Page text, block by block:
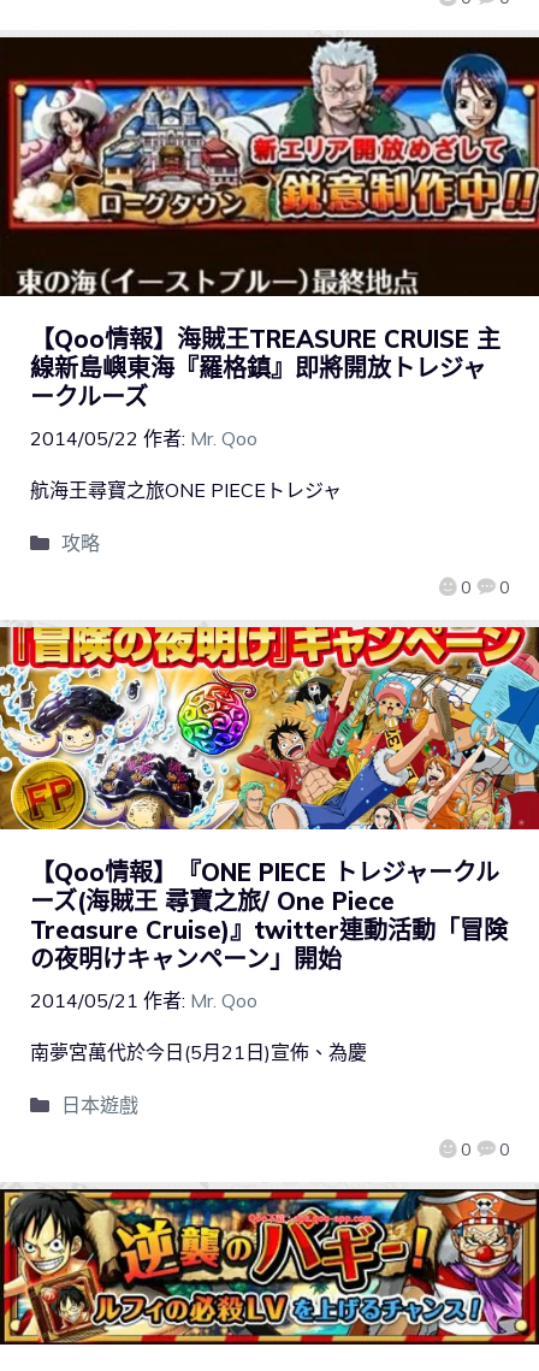
【Qoo情報】海賊王TREASURE CRUISE 主
線新島嶼東海『羅格鎮』即將開放トレジャ
ークルーズ
2014/05/22 作者: Mr. Qoo
0 0
航海王尋寶之旅ONE PIECEトレジャ
攻略
【Qoo情報】『ONE PIECE トレジャークル
ーズ(海賊王 尋寶之旅/ One Piece
Treasure Cruise)』twitter連動活動「冒険
の夜明けキャンペーン」開始
2014/05/21 作者: Mr. Qoo
0 0
南夢宮萬代於今日(5月21日)宣佈、為慶
日本遊戲